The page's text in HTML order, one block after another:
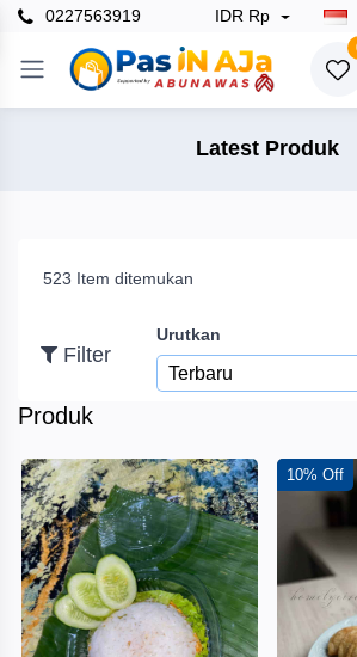
0227563919 IDR Rp
Latest Produk
Filter
Merek
Inkubator
Bisnis
523 Item ditemukan
Filter
Urutkan
Produk
10% Off